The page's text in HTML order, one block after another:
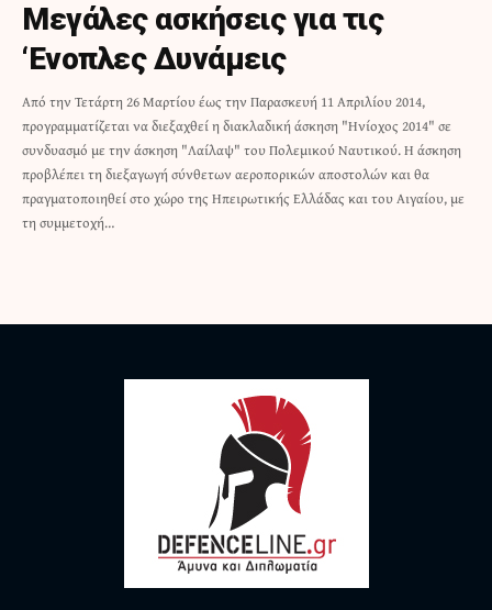
Μεγάλες ασκήσεις για τις
‘Ενοπλες Δυνάμεις
Από την Τετάρτη 26 Μαρτίου έως την Παρασκευή 11 Απριλίου 2014,
προγραμματίζεται να διεξαχθεί η διακλαδική άσκηση "Ηνίοχος 2014" σε
συνδυασμό με την άσκηση "Λαίλαψ" του Πολεμικού Ναυτικού. Η άσκηση
προβλέπει τη διεξαγωγή σύνθετων αεροπορικών αποστολών και θα
πραγματοποιηθεί στο χώρο της Ηπειρωτικής Ελλάδας και του Αιγαίου, με
τη συμμετοχή…